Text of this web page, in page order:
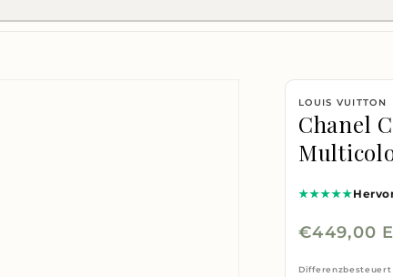
LOUIS VUITTON
Chanel
★★★★★
Normaler
€449,00
Differenzbesteuert